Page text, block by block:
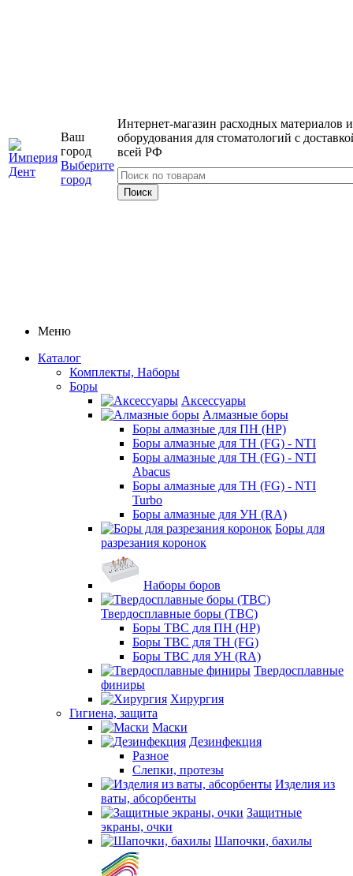
Ваш
город
Выберите
город
Интернет-магазин расходных материалов и
оборудования для стоматологий с
всей РФ
Меню
Каталог
Комплекты, Наборы
Боры
Аксессуары
Алмазные боры
Боры алмазные для ПН (HP)
Боры алмазные для ТН (FG) - NTI
Боры алмазные для ТН (FG) - NTI
Abacus
Боры алмазные для ТН (FG) - NTI
Turbo
Боры алмазные для УН (RA)
Боры для
разрезания коронок
Наборы боров
Твердосплавные боры (ТВС)
Боры ТВС для ПН (HP)
Боры ТВС для ТН (FG)
Боры ТВС для УН (RA)
Твердосплавные
финиры
Хирургия
Гигиена, защита
Маски
Дезинфекция
Разное
Слепки, протезы
Изделия из
ваты, абсорбенты
Защитные
экраны, очки
Шапочки, бахилы